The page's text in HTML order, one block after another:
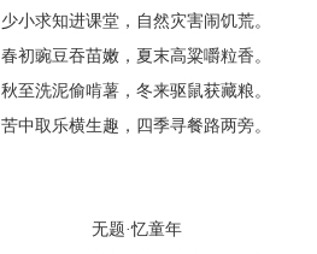
少小求知进课堂，自然灾害闹饥荒。
春初豌豆吞苗嫩，夏末高粱嚼粒香。
秋至洗泥偷啃薯，冬来驱鼠获藏粮。
苦中取乐横生趣，四季寻餐路两旁。
无题·忆童年